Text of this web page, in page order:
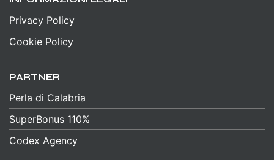
Privacy Policy
Cookie Policy
PARTNER
Perla di Calabria
SuperBonus 110%
Codex Agency